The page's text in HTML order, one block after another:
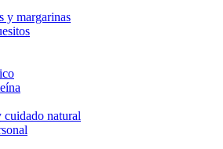
y margarinas
cuidado natural